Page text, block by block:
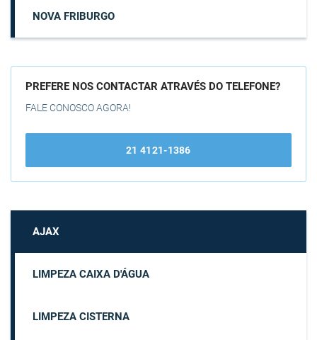
NOVA FRIBURGO
PREFERE NOS CONTACTAR ATRAVÉS DO TELEFONE?
FALE CONOSCO AGORA!
21 4121-1386
AJAX
LIMPEZA CAIXA D'ÁGUA
LIMPEZA CISTERNA